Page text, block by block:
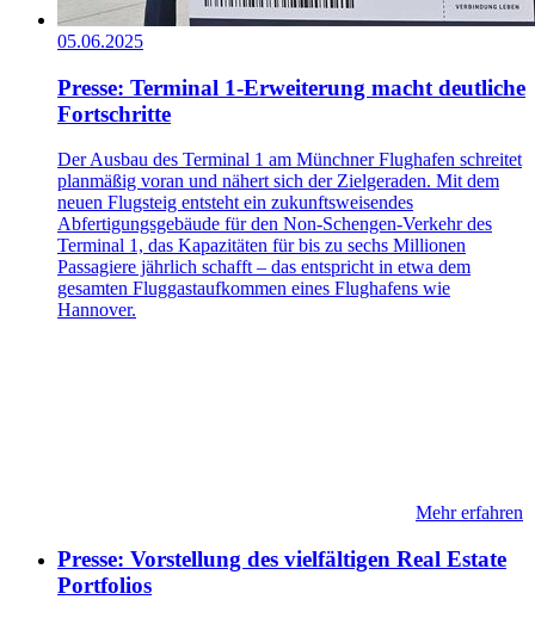
05.06.2025
Presse: Terminal 1-Erweiterung macht deutliche
Fortschritte
Der Ausbau des Terminal 1 am Münchner Flughafen schreitet
planmäßig voran und nähert sich der Zielgeraden. Mit dem
neuen Flugsteig entsteht ein zukunftsweisendes
Abfertigungsgebäude für den Non-Schengen-Verkehr des
Terminal 1, das Kapazitäten für bis zu sechs Millionen
Passagiere jährlich schafft – das entspricht in etwa dem
gesamten Fluggastaufkommen eines Flughafens wie
Hannover.
Mehr erfahren
Presse: Vorstellung des vielfältigen Real Estate
Portfolios